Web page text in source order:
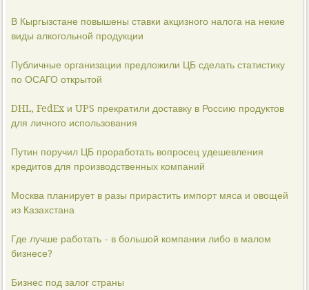
В Кыргызстане повышены ставки акцизного налога на некие
виды алкогольной продукции
Публичные организации предложили ЦБ сделать статистику
по ОСАГО открытой
DHL, FedEx и UPS прекратили доставку в Россию продуктов
для личного использования
Путин поручил ЦБ проработать вопросец удешевления
кредитов для производственных компаний
Москва планирует в разы прирастить импорт мяса и овощей
из Казахстана
Где лучше работать - в большой компании либо в малом
бизнесе?
Бизнес под залог страны